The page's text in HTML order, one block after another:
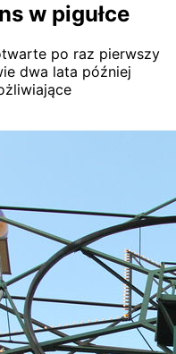
w pigułce
po raz pierwszy
dwa lata później